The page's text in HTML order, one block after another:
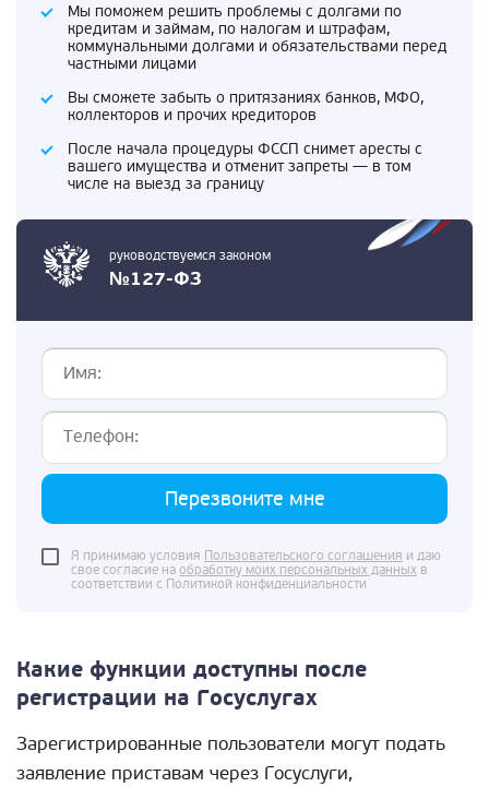
руководствуемся законом
№127-ФЗ
Мы поможем решить проблемы с долгами по
кредитам и займам, по налогам и штрафам,
коммунальными долгами и обязательствами перед
частными лицами
Вы сможете забыть о притязаниях банков, МФО,
коллекторов и прочих кредиторов
После начала процедуры ФССП снимет аресты с
вашего имущества и отменит запреты — в том
числе на выезд за границу
Перезвоните мне
Я принимаю условия Пользовательского соглашения и даю
свое согласие на обработку моих персональных данных в
соответствии с Политикой конфиденциальности
Какие функции доступны после
регистрации на Госуслугах
Зарегистрированные пользователи могут подать
заявление приставам через Госуслуги,